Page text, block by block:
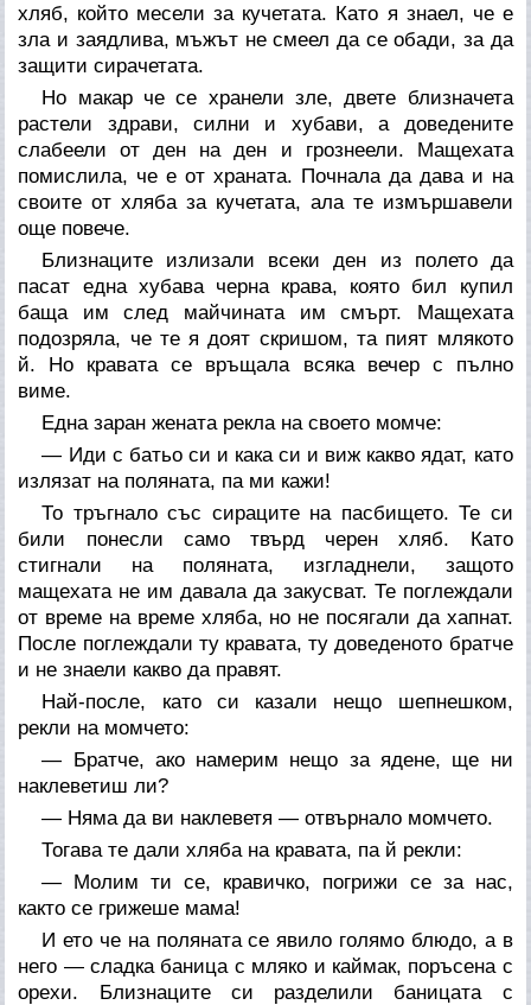
хляб, който месели за кучетата. Като я знаел, че е
зла и заядлива, мъжът не смеел да се обади, за да
защити сирачетата.
Но макар че се хранели зле, двете близначета
растели здрави, силни и хубави, а доведените
слабеели от ден на ден и грознеели. Мащехата
помислила, че е от храната. Почнала да дава и на
своите от хляба за кучетата, ала те измършавели
още повече.
Близнаците излизали всеки ден из полето да
пасат една хубава черна крава, която бил купил
баща им след майчината им смърт. Мащехата
подозряла, че те я доят скришом, та пият млякото
й. Но кравата се връщала всяка вечер с пълно
виме.
Една заран жената рекла на своето момче:
— Иди с батьо си и кака си и виж какво ядат, като
излязат на поляната, па ми кажи!
То тръгнало със сираците на пасбището. Те си
били понесли само твърд черен хляб. Като
стигнали на поляната, изгладнели, защото
мащехата не им давала да закусват. Те поглеждали
от време на време хляба, но не посягали да хапнат.
После поглеждали ту кравата, ту доведеното братче
и не знаели какво да правят.
Най-после, като си казали нещо шепнешком,
рекли на момчето:
— Братче, ако намерим нещо за ядене, ще ни
наклеветиш ли?
— Няма да ви наклеветя — отвърнало момчето.
Тогава те дали хляба на кравата, па й рекли:
— Молим ти се, кравичко, погрижи се за нас,
както се грижеше мама!
И ето че на поляната се явило голямо блюдо, а в
него — сладка баница с мляко и каймак, поръсена с
орехи. Близнаците си разделили баницата с